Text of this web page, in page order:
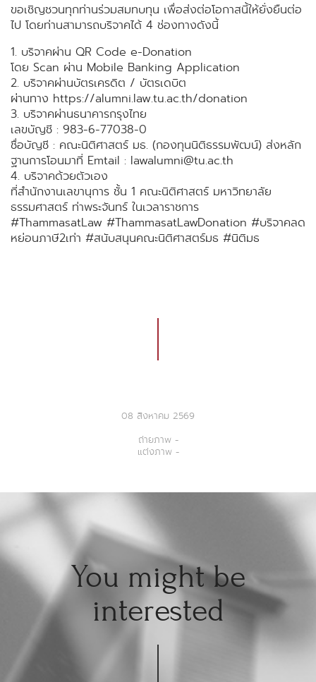
ขอเชิญชวนทุกท่านร่วมสมทบทุน เพื่อส่งต่อโอกาสนี้ให้ยั่งยืนต่อ
ไป โดยท่านสามารถบริจาคได้ 4 ช่องทางดังนี้
1. บริจาคผ่าน QR Code e-Donation
โดย Scan ผ่าน Mobile Banking Application
2. บริจาคผ่านบัตรเครดิต / บัตรเดบิต
ผ่านทาง https://alumni.law.tu.ac.th/donation
3. บริจาคผ่านธนาคารกรุงไทย
เลขบัญชี : 983-6-77038-0
ชื่อบัญชี : คณะนิติศาสตร์ มธ. (กองทุนนิติธรรมพัฒน์) ส่งหลัก
ฐานการโอนมาที่ Emtail : lawalumni@tu.ac.th
4. บริจาคด้วยตัวเอง
ที่สำนักงานเลขานุการ ชั้น 1 คณะนิติศาสตร์ มหาวิทยาลัย
ธรรมศาสตร์ ท่าพระจันทร์ ในเวลาราชการ
#ThammasatLaw #ThammasatLawDonation #บริจาคลด
หย่อนภาษี2เท่า #สนับสนุนคณะนิติศาสตร์มธ #นิติมธ
08 สิงหาคม 2569
ถ่ายภาพ -
แต่งภาพ -
You might be
interested